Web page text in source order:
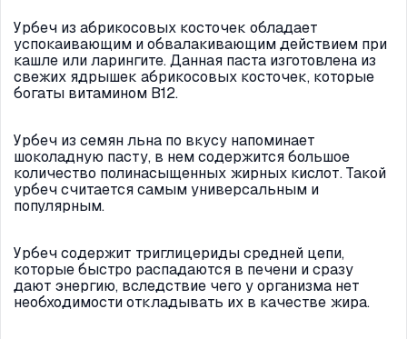
Урбеч из абрикосовых косточек обладает
успокаивающим и обвалакивающим действием при
кашле или ларингите. Данная паста изготовлена из
свежих ядрышек абрикосовых косточек, которые
богаты витамином В12.
Урбеч из семян льна по вкусу напоминает
шоколадную пасту, в нем содержится большое
количество полинасыщенных жирных кислот. Такой
урбеч считается самым универсальным и
популярным.
Урбеч содержит триглицериды средней цепи,
которые быстро распадаются в печени и сразу
дают энергию, вследствие чего у организма нет
необходимости откладывать их в качестве жира.